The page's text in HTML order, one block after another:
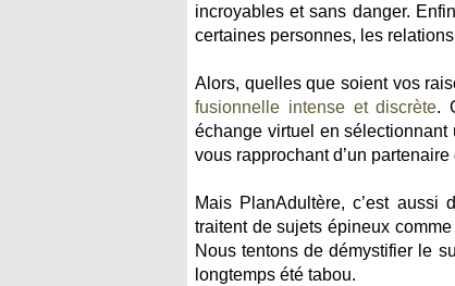
incroyables et sans danger.
certaines personnes, les
Alors, quelles que soient vos
fusionnelle intense et discrète.
échange virtuel en
vous rapprochant d’un
Mais PlanAdultère, c’est aussi
traitent de sujets épineux
Nous tentons de démystifier le
longtemps été tabou.